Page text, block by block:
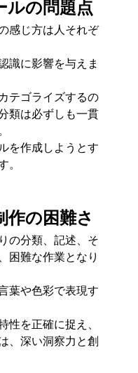
ルの問題点
感じ方は人それぞ
識に影響を与えま
テゴライズするの
類は必ずしも一貫
を作成しようとす
。
作の困難さ
の分類、記述、そ
困難な作業となり
葉や色彩で表現す
性を正確に捉え、
、深い洞察力と創